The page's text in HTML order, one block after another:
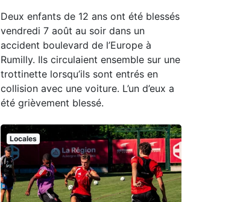
Deux enfants de 12 ans ont été blessés
vendredi 7 août au soir dans un
accident boulevard de l’Europe à
Rumilly. Ils circulaient ensemble sur une
trottinette lorsqu’ils sont entrés en
collision avec une voiture. L’un d’eux a
été grièvement blessé.
Locales